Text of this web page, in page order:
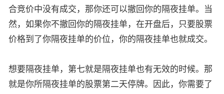
合竞价中没有成交，那你还可以撤回你的隔夜挂单。当
然，如果你不撤回你的隔夜挂单，在开盘后，只要股票
价格到了你隔夜挂单的价位，你的隔夜挂单也就成交。
想要隔夜挂单，第七就是隔夜挂单也有无效的时候。那
就是你所隔夜挂单的股票第二天停牌。因此，你需要了